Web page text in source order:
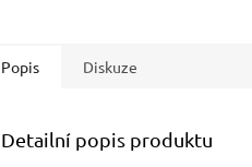
Popis Diskuze
Detailní popis produktu